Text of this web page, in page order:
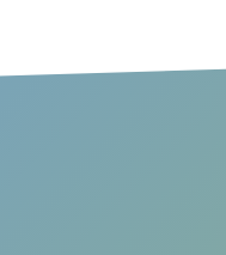
Es gab interessante
den wir für unser
Werkeln von unseren Gä